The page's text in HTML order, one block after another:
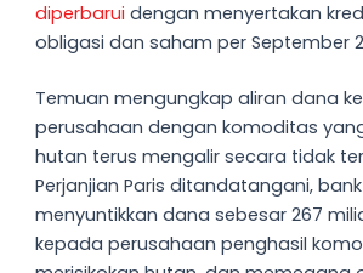
diperbarui dengan menyertakan
obligasi dan saham per September
Temuan mengungkap aliran dana
perusahaan dengan komoditas
hutan terus mengalir secara tidak
Perjanjian Paris ditandatangani,
menyuntikkan dana sebesar 267
kepada perusahaan penghasil